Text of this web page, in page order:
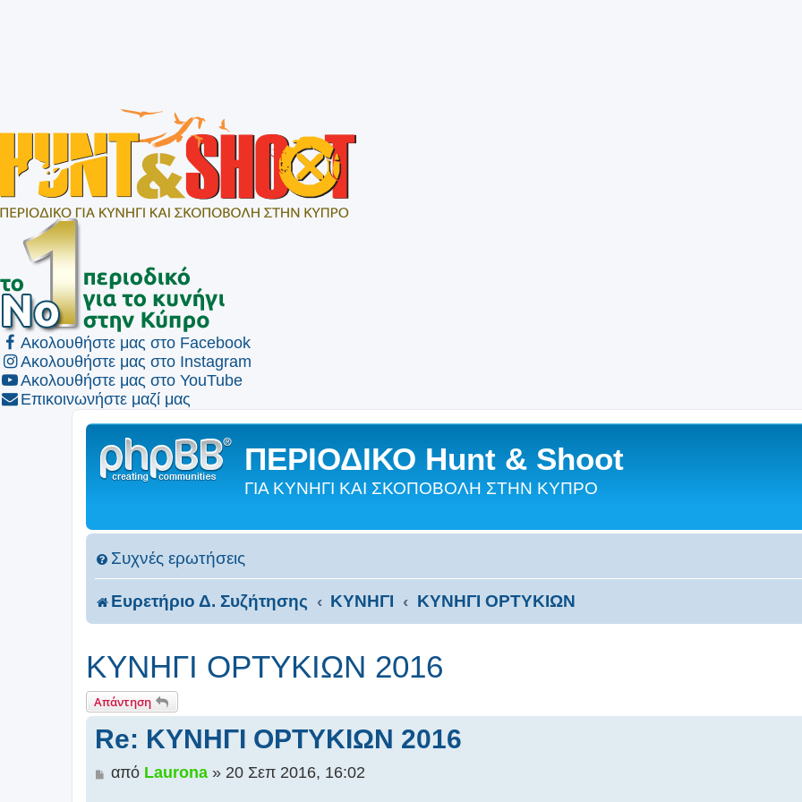
Ακολουθήστε μας στο Facebook
Ακολουθήστε μας στο Instagram
Ακολουθήστε μας στο YouTube
Επικοινωνήστε μαζί μας
ΠΕΡΙΟΔΙΚΟ Hunt & Shoot
ΓΙΑ ΚΥΝΗΓΙ ΚΑΙ ΣΚΟΠΟΒΟΛΗ ΣΤΗΝ ΚΥΠΡΟ
Συχνές ερωτήσεις
Ευρετήριο Δ. Συζήτησης ΚΥΝΗΓΙ ΚΥΝΗΓΙ ΟΡΤΥΚΙΩΝ
ΚΥΝΗΓΙ ΟΡΤΥΚΙΩΝ 2016
Απάντηση
Re: ΚΥΝΗΓΙ ΟΡΤΥΚΙΩΝ 2016
Δ
από Laurona» 20 Σεπ 2016, 16:02